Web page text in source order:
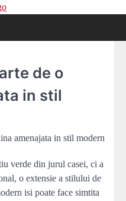
de o
in stil
verde din jurul casei, ci a
o extensie a stilului de
isi poate face simtita